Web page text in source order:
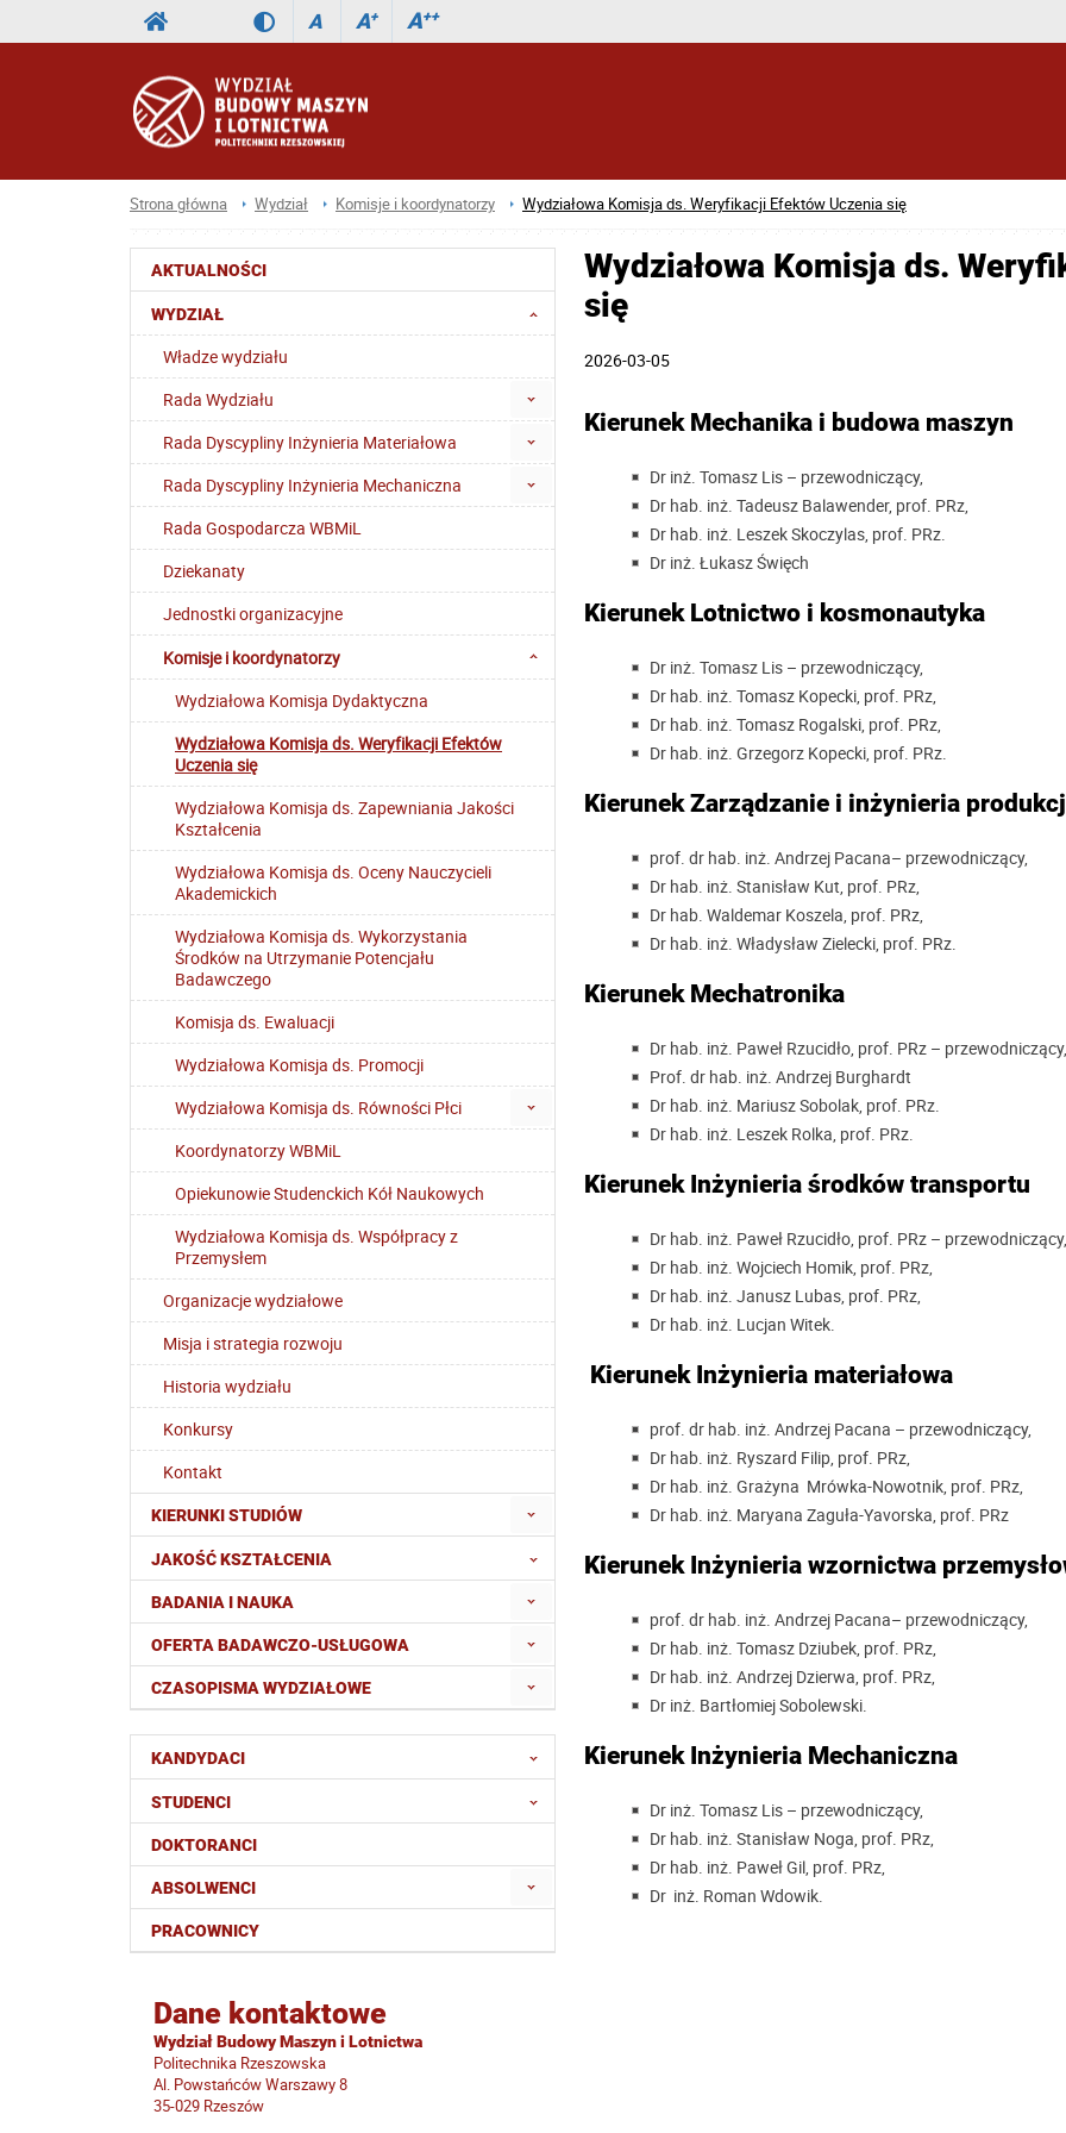
A A+ A++
Strona główna Wydział Komisje i koordynatorzy Wydziałowa Komisja ds. Weryfikacji Efektów Uczenia się
AKTUALNOŚCI
WYDZIAŁ
Władze wydziału
Rada Wydziału
Rada Dyscypliny Inżynieria Materiałowa
Rada Dyscypliny Inżynieria Mechaniczna
Rada Gospodarcza WBMiL
Dziekanaty
Jednostki organizacyjne
Komisje i koordynatorzy
Wydziałowa Komisja Dydaktyczna
Wydziałowa Komisja ds. Weryfikacji Efektów
Uczenia się
Wydziałowa Komisja ds. Zapewniania Jakości
Kształcenia
Wydziałowa Komisja ds. Oceny Nauczycieli
Akademickich
Wydziałowa Komisja ds. Wykorzystania
Środków na Utrzymanie Potencjału
Badawczego
Komisja ds. Ewaluacji
Wydziałowa Komisja ds. Promocji
Wydziałowa Komisja ds. Równości Płci
Koordynatorzy WBMiL
Opiekunowie Studenckich Kół Naukowych
Wydziałowa Komisja ds. Współpracy z
Przemysłem
Organizacje wydziałowe
Misja i strategia rozwoju
Historia wydziału
Konkursy
Kontakt
KIERUNKI STUDIÓW
JAKOŚĆ KSZTAŁCENIA
BADANIA I NAUKA
OFERTA BADAWCZO-USŁUGOWA
CZASOPISMA WYDZIAŁOWE
KANDYDACI
STUDENCI
DOKTORANCI
ABSOLWENCI
PRACOWNICY
Dane kontaktowe
Wydział Budowy Maszyn i Lotnictwa
Politechnika Rzeszowska
Al. Powstańców Warszawy 8
35-029 Rzeszów
Wydziałowa Komisja ds.
się
2026-03-05
Kierunek Mechanika i budowa maszyn
Dr inż. Tomasz Lis – przewodniczący,
Dr hab. inż. Tadeusz Balawender, prof. PRz,
Dr hab. inż. Leszek Skoczylas, prof. PRz.
Dr inż. Łukasz Święch
Kierunek Lotnictwo i kosmonautyka
Dr inż. Tomasz Lis – przewodniczący,
Dr hab. inż. Tomasz Kopecki, prof. PRz,
Dr hab. inż. Tomasz Rogalski, prof. PRz,
Dr hab. inż. Grzegorz Kopecki, prof. PRz.
Kierunek Zarządzanie i inżynieria
prof. dr hab. inż. Andrzej Pacana– przewodniczący,
Dr hab. inż. Stanisław Kut, prof. PRz,
Dr hab. Waldemar Koszela, prof. PRz,
Dr hab. inż. Władysław Zielecki, prof. PRz.
Kierunek Mechatronika
Dr hab. inż. Paweł Rzucidło, prof. PRz – przewodniczący,
Prof. dr hab. inż. Andrzej Burghardt
Dr hab. inż. Mariusz Sobolak, prof. PRz.
Dr hab. inż. Leszek Rolka, prof. PRz.
Kierunek Inżynieria środków transportu
Dr hab. inż. Paweł Rzucidło, prof. PRz – przewodniczący,
Dr hab. inż. Wojciech Homik, prof. PRz,
Dr hab. inż. Janusz Lubas, prof. PRz,
Dr hab. inż. Lucjan Witek.
Kierunek Inżynieria materiałowa
prof. dr hab. inż. Andrzej Pacana – przewodniczący,
Dr hab. inż. Ryszard Filip, prof. PRz,
Dr hab. inż. Grażyna Mrówka-Nowotnik, prof. PRz,
Dr hab. inż. Maryana Zaguła-Yavorska, prof. PRz
Kierunek Inżynieria wzornictwa
prof. dr hab. inż. Andrzej Pacana– przewodniczący,
Dr hab. inż. Tomasz Dziubek, prof. PRz,
Dr hab. inż. Andrzej Dzierwa, prof. PRz,
Dr inż. Bartłomiej Sobolewski.
Kierunek Inżynieria Mechaniczna
Dr inż. Tomasz Lis – przewodniczący,
Dr hab. inż. Stanisław Noga, prof. PRz,
Dr hab. inż. Paweł Gil, prof. PRz,
Dr inż. Roman Wdowik.